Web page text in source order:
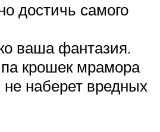
достичь самого
ваша фантазия.
крошек мрамора
наберет вредных